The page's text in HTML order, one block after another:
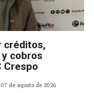
créditos,
cobros
Crespo
07 de agosto de 2026